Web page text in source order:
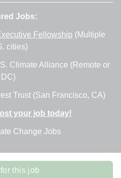
this job
Jobs:
Fellowship (Multiple
cities)
Climate Alliance (Remote or
DC)
Trust (San Francisco, CA)
your job today!
Change Jobs